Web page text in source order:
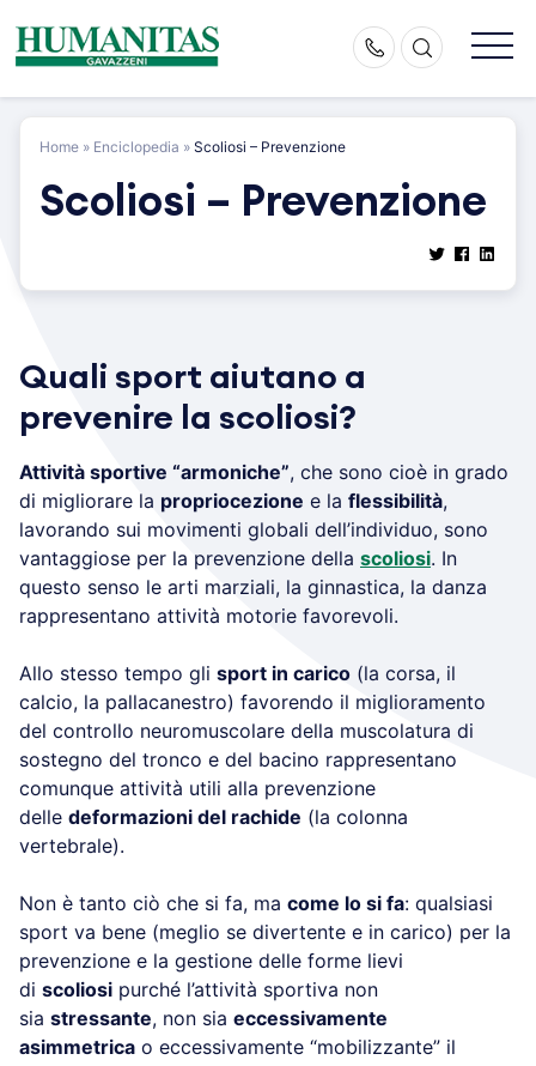
content
Home » Enciclopedia » Scoliosi – Prevenzione
Scoliosi – Prevenzione
Quali sport aiutano a
prevenire la scoliosi?
Attività sportive “armoniche”, che sono cioè in grado
di migliorare la propriocezione e la flessibilità,
lavorando sui movimenti globali dell’individuo, sono
vantaggiose per la prevenzione della scoliosi. In
questo senso le arti marziali, la ginnastica, la danza
rappresentano attività motorie favorevoli.
Allo stesso tempo gli sport in carico (la corsa, il
calcio, la pallacanestro) favorendo il miglioramento
del controllo neuromuscolare della muscolatura di
sostegno del tronco e del bacino rappresentano
comunque attività utili alla prevenzione
delle deformazioni del rachide (la colonna
vertebrale).
Non è tanto ciò che si fa, ma come lo si fa: qualsiasi
sport va bene (meglio se divertente e in carico) per la
prevenzione e la gestione delle forme lievi
di scoliosi purché l’attività sportiva non
sia stressante, non sia eccessivamente
asimmetrica o eccessivamente “mobilizzante” il